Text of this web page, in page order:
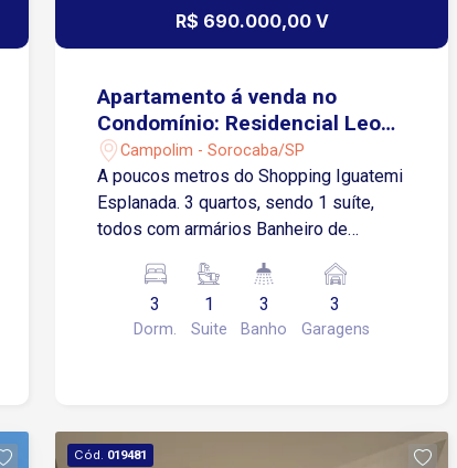
R$ 690.000,00 V
Apartamento á venda no
Condomínio: Residencial Leon
D`Oro
Campolim - Sorocaba/SP
A poucos metros do Shopping Iguatemi
Esplanada. 3 quartos, sendo 1 suíte,
todos com armários Banheiro de
condicionado Área de serviço Armários
na cozinha Armários no quarto
Churrasqueira Varanda Condomínio
3
Dorm.
1
Suite
3
Banho
3
Garagens
Cód. 019481